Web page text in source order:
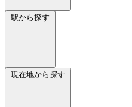
駅から探す
現在地から探す